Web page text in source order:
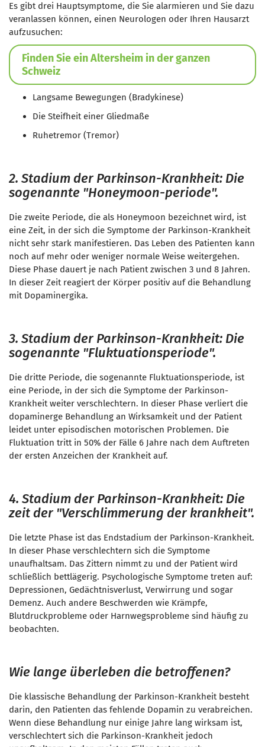
Es gibt drei Hauptsymptome, die Sie alarmieren und Sie dazu
veranlassen können, einen Neurologen oder Ihren Hausarzt
aufzusuchen:
Finden Sie ein Altersheim in der ganzen
Schweiz
Langsame Bewegungen (Bradykinese)
Die Steifheit einer Gliedmaße
Ruhetremor (Tremor)
2. Stadium der Parkinson-Krankheit: Die
sogenannte "Honeymoon-periode".
Die zweite Periode, die als Honeymoon bezeichnet wird, ist
eine Zeit, in der sich die Symptome der Parkinson-Krankheit
nicht sehr stark manifestieren. Das Leben des Patienten kann
noch auf mehr oder weniger normale Weise weitergehen.
Diese Phase dauert je nach Patient zwischen 3 und 8 Jahren.
In dieser Zeit reagiert der Körper positiv auf die Behandlung
mit Dopaminergika.
3. Stadium der Parkinson-Krankheit: Die
sogenannte "Fluktuationsperiode".
Die dritte Periode, die sogenannte Fluktuationsperiode, ist
eine Periode, in der sich die Symptome der Parkinson-
Krankheit weiter verschlechtern. In dieser Phase verliert die
dopaminerge Behandlung an Wirksamkeit und der Patient
leidet unter episodischen motorischen Problemen. Die
Fluktuation tritt in 50% der Fälle 6 Jahre nach dem Auftreten
der ersten Anzeichen der Krankheit auf.
4. Stadium der Parkinson-Krankheit: Die
zeit der "Verschlimmerung der krankheit".
Die letzte Phase ist das Endstadium der Parkinson-Krankheit.
In dieser Phase verschlechtern sich die Symptome
unaufhaltsam. Das Zittern nimmt zu und der Patient wird
schließlich bettlägerig. Psychologische Symptome treten auf:
Depressionen, Gedächtnisverlust, Verwirrung und sogar
Demenz. Auch andere Beschwerden wie Krämpfe,
Blutdruckprobleme oder Harnwegsprobleme sind häufig zu
beobachten.
Wie lange überleben die betroffenen?
Die klassische Behandlung der Parkinson-Krankheit besteht
darin, den Patienten das fehlende Dopamin zu verabreichen.
Wenn diese Behandlung nur einige Jahre lang wirksam ist,
verschlechtert sich die Parkinson-Krankheit jedoch